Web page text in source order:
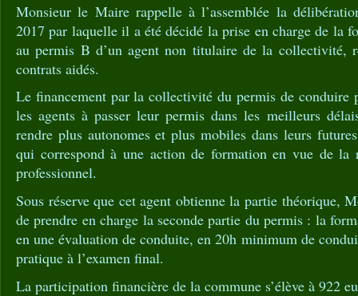
Monsieur le Maire rappelle à l’assemblée la
2017 par laquelle il a été décidé la prise en charge de la
au permis B d’un agent non titulaire de la collectivité,
contrats aidés.
Le financement par la collectivité du permis de conduire
les agents à passer leur permis dans les meilleurs
rendre plus autonomes et plus mobiles dans leurs
qui correspond à une action de formation en vue de la
professionnel.
Sous réserve que cet agent obtienne la partie théorique,
de prendre en charge la seconde partie du permis : la
en une évaluation de conduite, en 20h minimum de
pratique à l’examen final.
La participation financière de la commune s’élève à 922